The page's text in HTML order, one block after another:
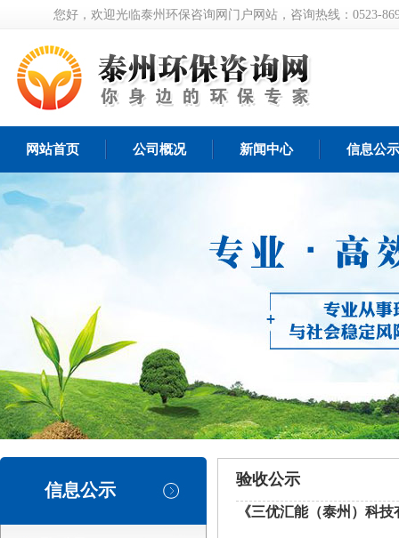
您好，欢迎光临泰州环保咨询网门户网站，咨询热线：0523-
网站首页 公司概况 新闻中心 信息公示
信息公示
验收公示
《三优汇能（泰州）科